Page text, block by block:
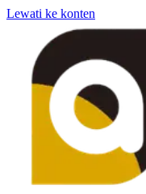
Lewati ke konten